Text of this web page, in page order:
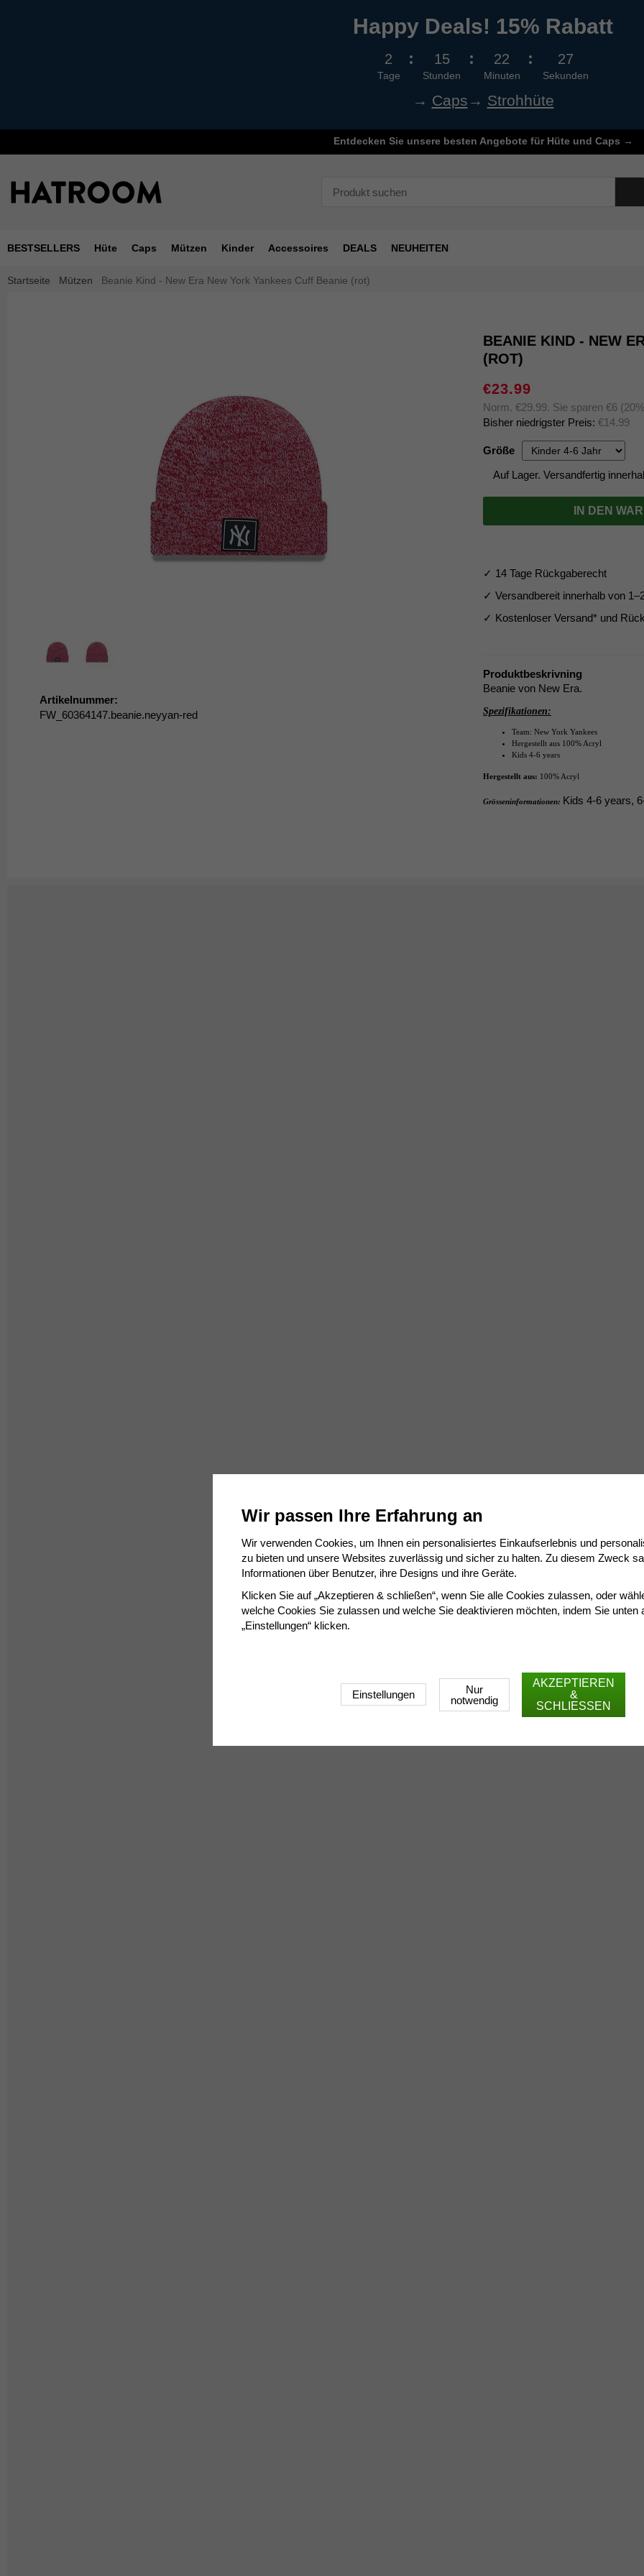
Happy Deals! 15% Rabatt
2
Tage
15
Stunden
22
Minuten
26
Sekunden
→ Caps → Strohhüte
Entdecken Sie unsere besten Angebote für Hüte und Caps →
BESTSELLERS Hüte Caps Mützen Kinder Accessoires DEALS NEUHEITEN
Startseite Mützen Beanie Kind - New Era New York Yankees Cuff Beanie (rot)
BEANIE KIND - NEW
(ROT)
€23.99
Norm. €29.99. Sie sparen €6
Bisher niedrigster Preis: €14.99
Größe
Auf Lager. Versandfertig
IN DEN
✓ 14 Tage Rückgaberecht
✓ Versandbereit innerhalb von
✓ Kostenloser Versand* und
Produktbeskrivning
Beanie von New Era.
Spezifikationen:
Team: New York Yankees
Hergestellt aus 100% Acryl
Kids 4-6 years
Hergestellt aus: 100% Acryl
Grösseninformationen: Kids 4-6 years,
Artikelnummer:
FW_60364147.beanie.neyyan-red
Wir passen Ihre Erfahrung an
Wir verwenden Cookies, um Ihnen ein personalisiertes Einkaufserlebnis und
zu bieten und unsere Websites zuverlässig und sicher zu halten. Zu diesem Zweck
Informationen über Benutzer, ihre Designs und ihre Geräte.
Klicken Sie auf „Akzeptieren & schließen“, wenn Sie alle Cookies zulassen, oder
welche Cookies Sie zulassen und welche Sie deaktivieren möchten, indem Sie unten
„Einstellungen“ klicken.
Einstellungen
Nur
notwendig
AKZEPTIEREN
&
SCHLIESSEN